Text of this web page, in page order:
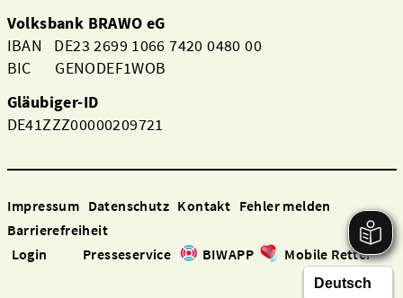
Volksbank BRAWO eG
IBAN DE23 2699 1066 7420 0480 00
BIC GENODEF1WOB
Gläubiger-ID
DE41ZZZ00000209721
Impressum Datenschutz Kontakt Fehler melden
Barrierefreiheit
Login
Presseservice BIWAPP Mobile Retter